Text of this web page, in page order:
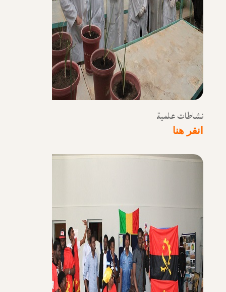
نشاطات علمية
انقر هنا